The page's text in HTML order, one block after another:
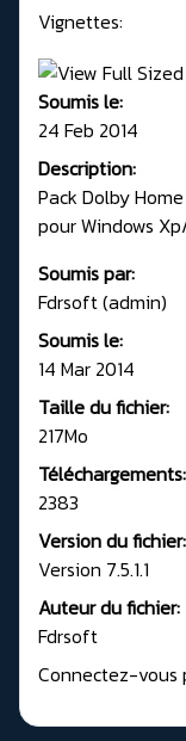
Vignettes:
Soumis le:
24 Feb 2014
Description:
Pack Dolby
pour Windows
Soumis par:
Fdrsoft (admin)
Soumis le:
14 Mar 2014
Taille du fichier:
217Mo
Téléchargements:
2383
Version du fichier:
Version 7.5.1.1
Auteur du fichier:
Fdrsoft
Connectez-vous